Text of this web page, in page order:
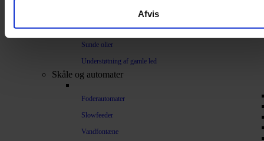
Afvis
Mælkeerstatning
Sunde olier
Understøtning af gamle led
Skåle og automater
Foderautomater
Slowfeeder
Vandfontæne